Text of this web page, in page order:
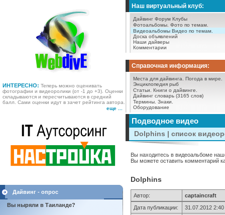
ИНТЕРЕСНО: Теперь можно оценивать
фотографии и видеоролики (от -1 до +3). Оценки
складываются и пересчитываются в средний
балл. Сами оценки идут в зачет рейтинга автора.
еще ...
Наш виртуальный клуб:
Дайвинг Форум Клубы
Фотоальбомы. Фото по темам.
Видеоальбомы Видео по темам.
Доска объявлений
Наши дайверы
Комментарии
Справочная информация:
Места для дайвинга.
Погода в мире.
Энциклопедия рыб
Статьи.
Книги о дайвинге.
Дайвинг словарь (3165 слов)
Термины. Знаки.
Оборудование
Дайвинг - опрос
Вы ныряли в Таиланде?
Подводное видео
Dolphins | список
Вы находитесь в видеоальбоме
Вы можете оставить комментарий
Dolphins
Автор:
captaincraft
Дата публикации:
31.07.2012 2:40